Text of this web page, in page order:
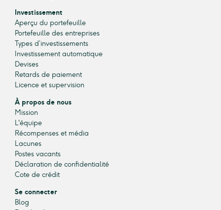
Investissement
Aperçu du portefeuille
Portefeuille des entreprises
Types d’investissements
Investissement automatique
Devises
Retards de paiement
Licence et supervision
À propos de nous
Mission
L'équipe
Récompenses et média
Lacunes
Postes vacants
Déclaration de confidentialité
Cote de crédit
Se connecter
Blog